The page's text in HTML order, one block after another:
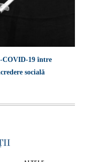
COVID-19 între
socială